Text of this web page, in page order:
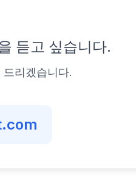
듣고 싶습니다.
리겠습니다.